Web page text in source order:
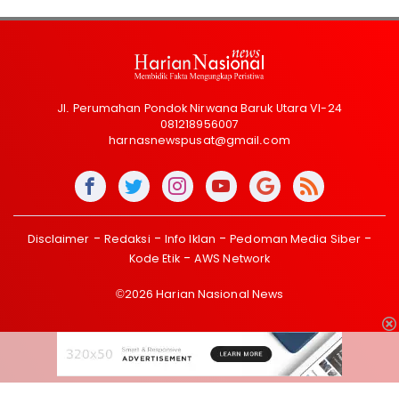
Jl. Perumahan Pondok Nirwana Baruk Utara VI-24
081218956007
harnasnewspusat@gmail.com
Disclaimer Redaksi Info Iklan
Pedoman Media Siber
Kode Etik
AWS Network
©2026 Harian Nasional News